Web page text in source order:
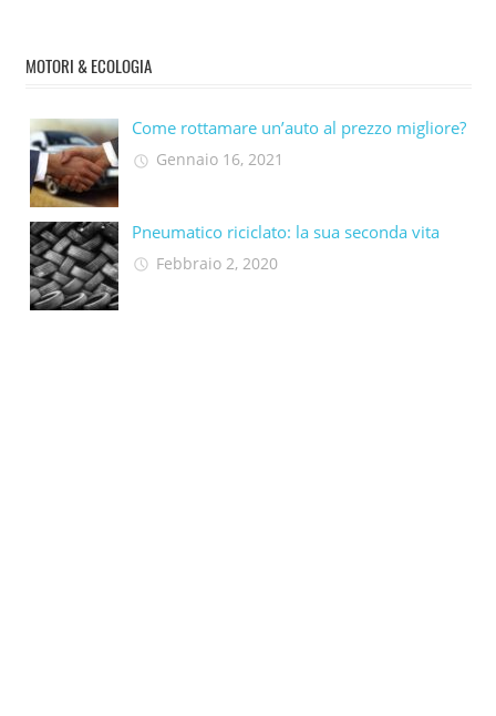
MOTORI & ECOLOGIA
Come rottamare un’auto al prezzo migliore?
Gennaio 16, 2021
Pneumatico riciclato: la sua seconda vita​
Febbraio 2, 2020